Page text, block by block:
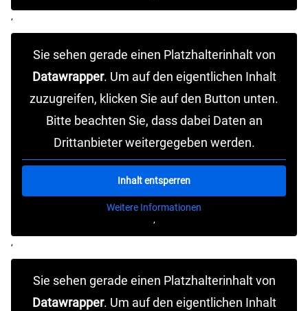
‚
Sie sehen gerade einen Platzhalterinhalt von
Datawrapper. Um auf den eigentlichen Inhalt
zuzugreifen, klicken Sie auf den Button unten.
Bitte beachten Sie, dass dabei Daten an
Drittanbieter weitergegeben werden.
Inhalt entsperren
Weitere Informationen
‚
‚
Sie sehen gerade einen Platzhalterinhalt von
Datawrapper. Um auf den eigentlichen Inhalt